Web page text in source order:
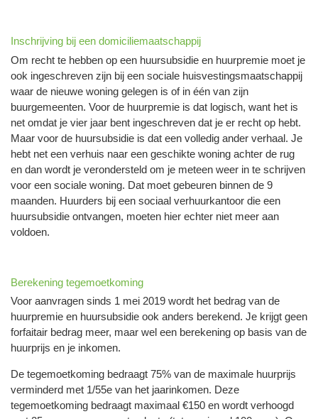
Inschrijving bij een domiciliemaatschappij
Om recht te hebben op een huursubsidie en huurpremie moet je
ook ingeschreven zijn bij een sociale huisvestingsmaatschappij
waar de nieuwe woning gelegen is of in één van zijn
buurgemeenten. Voor de huurpremie is dat logisch, want het is
net omdat je vier jaar bent ingeschreven dat je er recht op hebt.
Maar voor de huursubsidie is dat een volledig ander verhaal. Je
hebt net een verhuis naar een geschikte woning achter de rug
en dan wordt je verondersteld om je meteen weer in te schrijven
voor een sociale woning. Dat moet gebeuren binnen de 9
maanden. Huurders bij een sociaal verhuurkantoor die een
huursubsidie ontvangen, moeten hier echter niet meer aan
voldoen.
Berekening tegemoetkoming
Voor aanvragen sinds 1 mei 2019 wordt het bedrag van de
huurpremie en huursubsidie ook anders berekend. Je krijgt geen
forfaitair bedrag meer, maar wel een berekening op basis van de
huurprijs en je inkomen.
De tegemoetkoming bedraagt 75% van de maximale huurprijs
verminderd met 1/55e van het jaarinkomen. Deze
tegemoetkoming bedraagt maximaal €150 en wordt verhoogd